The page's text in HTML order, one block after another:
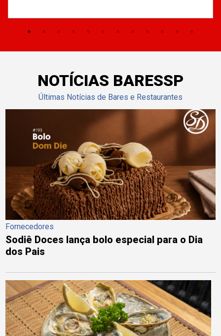
NOTÍCIAS BARESSP
Últimas Notícias de Bares e Restaurantes
Fornecedores
Sodiê Doces lança bolo especial para o Dia
dos Pais